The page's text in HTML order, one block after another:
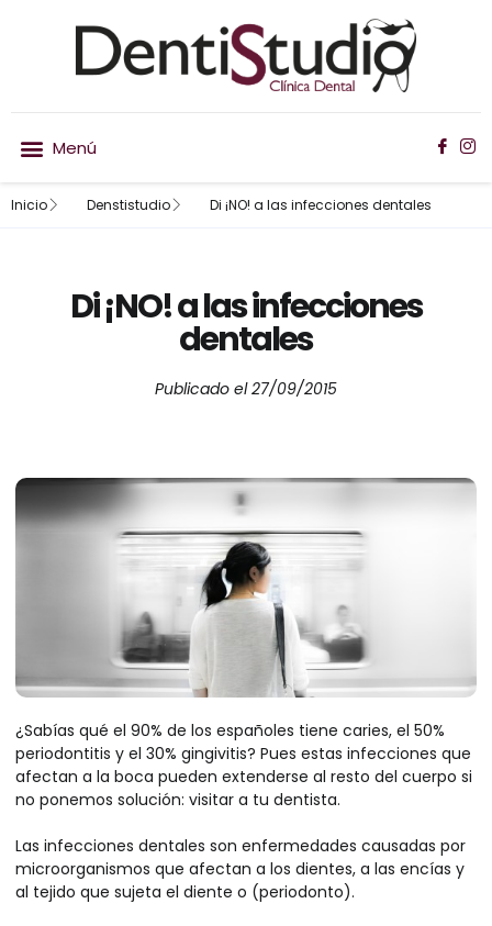
Inicio Denstistudio Di ¡NO! a las infecciones dentales
Di ¡NO! a las infecciones
dentales
Publicado el27/09/2015
¿Sabías qué el 90% de los españoles tiene caries, el 50%
periodontitis y el 30% gingivitis? Pues estas infecciones que
afectan a la boca pueden extenderse al resto del cuerpo si
no ponemos solución: visitar a tu dentista.
Las infecciones dentales son enfermedades causadas por
microorganismos que afectan a los dientes, a las encías y
al tejido que sujeta el diente o (periodonto).